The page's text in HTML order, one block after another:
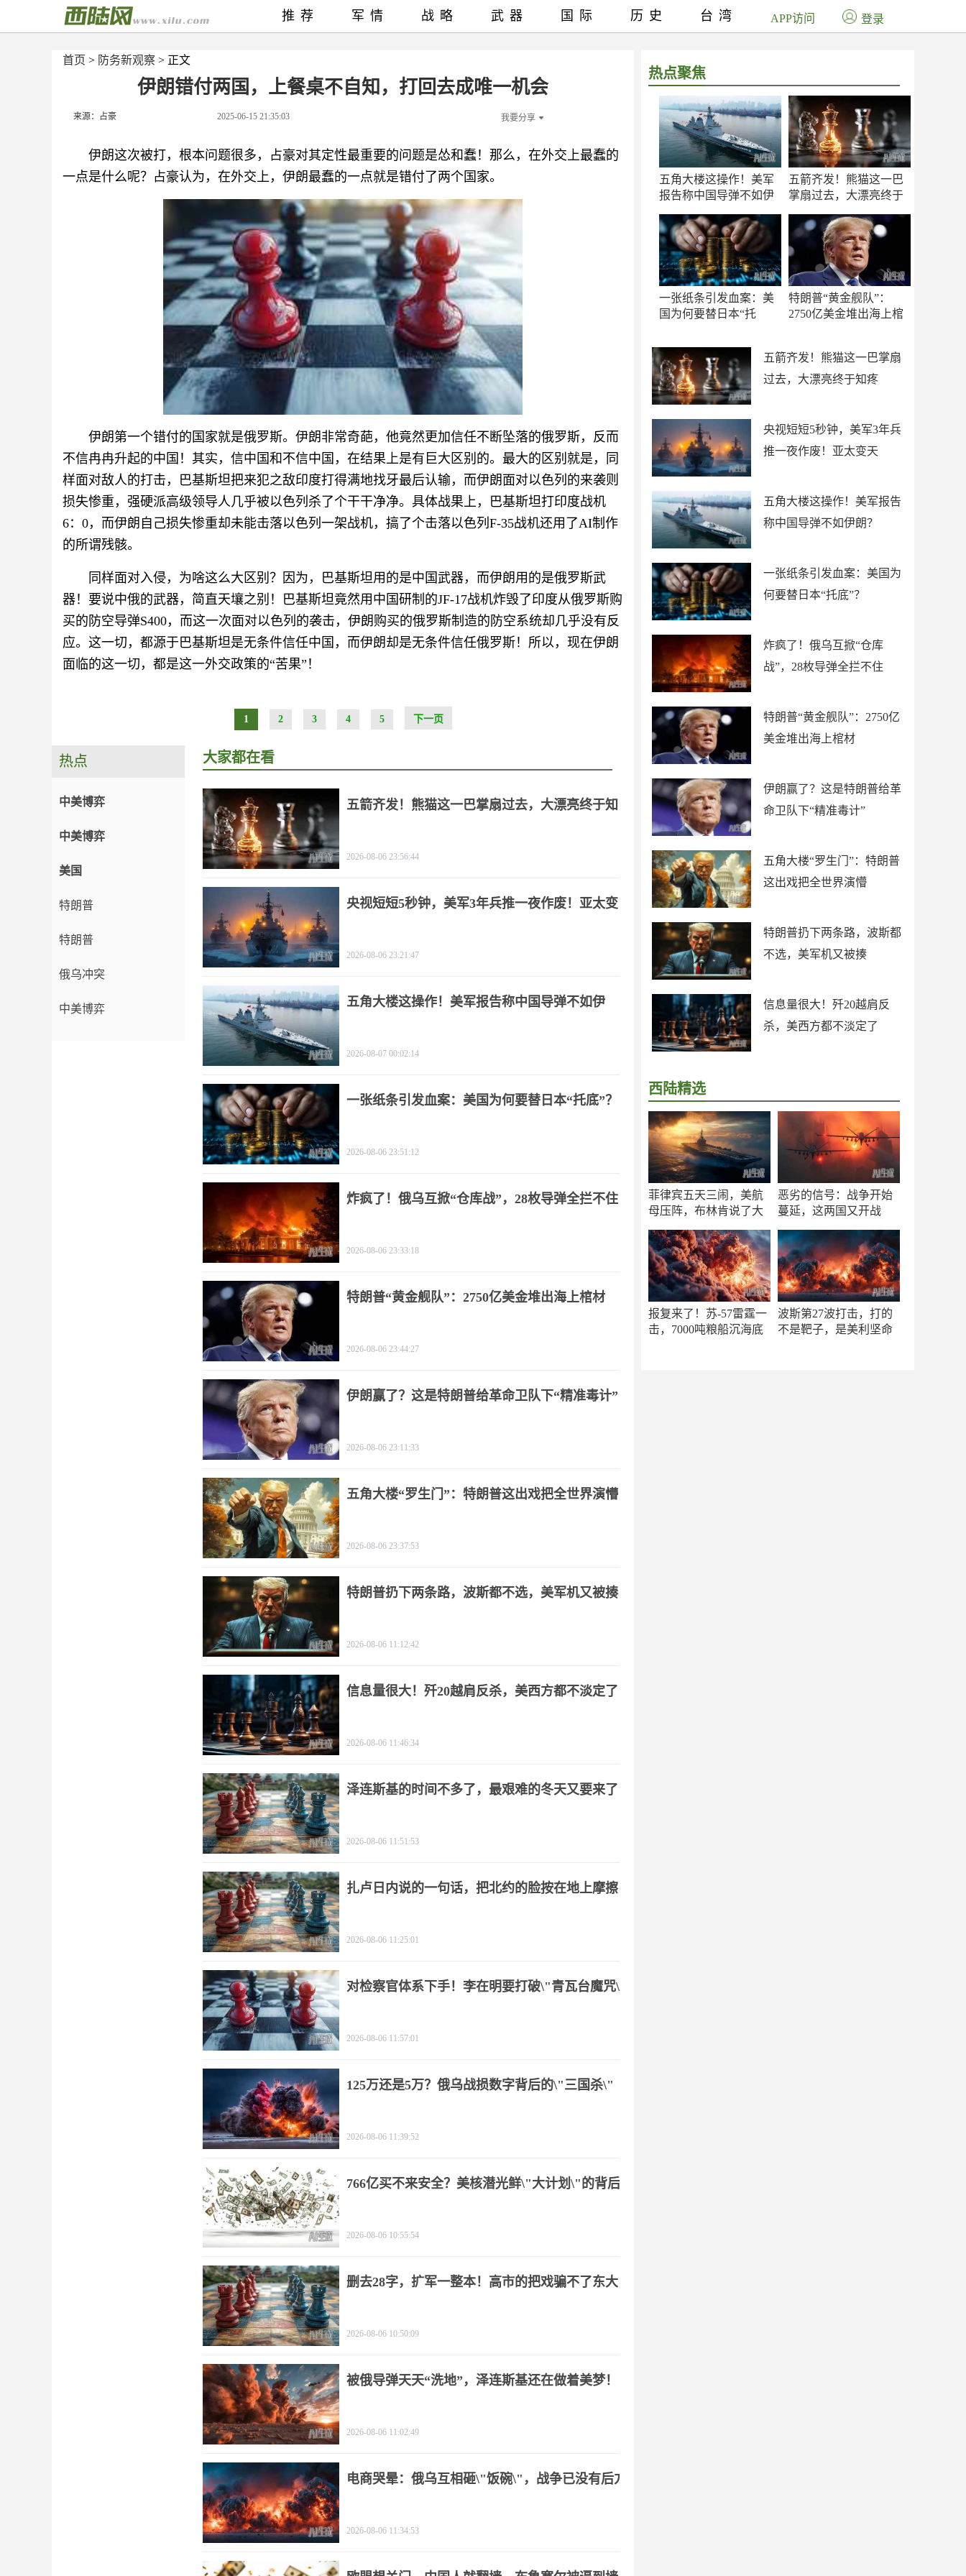
首页 > 防务新观察 > 正文
伊朗错付两国，上餐桌不自知，打回去成唯一机会
来源：占豪 2025-06-15 21:35:03 我要分享
伊朗这次被打，根本问题很多，占豪对其定性最重要的问题是怂和蠢！那么，在外交上最蠢的
一点是什么呢？占豪认为，在外交上，伊朗最蠢的一点就是错付了两个国家。
伊朗第一个错付的国家就是俄罗斯。伊朗非常奇葩，他竟然更加信任不断坠落的俄罗斯，反而
不信冉冉升起的中国！其实，信中国和不信中国，在结果上是有巨大区别的。最大的区别就是，同
样面对敌人的打击，巴基斯坦把来犯之敌印度打得满地找牙最后认输，而伊朗面对以色列的来袭则
损失惨重，强硬派高级领导人几乎被以色列杀了个干干净净。具体战果上，巴基斯坦打印度战机
6：0，而伊朗自己损失惨重却未能击落以色列一架战机，搞了个击落以色列F-35战机还用了AI制作
的所谓残骸。
同样面对入侵，为啥这么大区别？因为，巴基斯坦用的是中国武器，而伊朗用的是俄罗斯武
器！要说中俄的武器，简直天壤之别！巴基斯坦竟然用中国研制的JF-17战机炸毁了印度从俄罗斯购
买的防空导弹S400，而这一次面对以色列的袭击，伊朗购买的俄罗斯制造的防空系统却几乎没有反
应。这一切，都源于巴基斯坦是无条件信任中国，而伊朗却是无条件信任俄罗斯！所以，现在伊朗
面临的这一切，都是这一外交政策的“苦果”！
1 2 3 4 5 下一页
热点聚焦
五角大楼这操作！美军
报告称中国导弹不如伊
五箭齐发！熊猫这一巴
掌扇过去，大漂亮终于
一张纸条引发血案：美
国为何要替日本“托
特朗普“黄金舰队”：
2750亿美金堆出海上棺
五箭齐发！熊猫这一巴掌扇
过去，大漂亮终于知疼
央视短短5秒钟，美军3年兵
推一夜作废！亚太变天
五角大楼这操作！美军报告
称中国导弹不如伊朗？
一张纸条引发血案：美国为
何要替日本“托底”？
炸疯了！俄乌互掀“仓库
战”，28枚导弹全拦不住
特朗普“黄金舰队”：2750亿
美金堆出海上棺材
伊朗赢了？这是特朗普给革
命卫队下“精准毒计”
五角大楼“罗生门”：特朗普
这出戏把全世界演懵
特朗普扔下两条路，波斯都
不选，美军机又被揍
信息量很大！歼20越肩反
杀，美西方都不淡定了
西陆精选
菲律宾五天三闹，美航
母压阵，布林肯说了大
恶劣的信号：战争开始
蔓延，这两国又开战
报复来了！苏-57雷霆一
击，7000吨粮船沉海底
波斯第27波打击，打的
不是靶子，是美利坚命
推荐 军情 战略 武器 国际 历史 台湾 APP访问 登录
热点
中美博弈
中美博弈
美国
特朗普
特朗普
俄乌冲突
中美博弈
大家都在看
五箭齐发！熊猫这一巴掌扇过去，大漂亮终于知
2026-08-06 23:56:44
央视短短5秒钟，美军3年兵推一夜作废！亚太变
2026-08-06 23:21:47
五角大楼这操作！美军报告称中国导弹不如伊
2026-08-07 00:02:14
一张纸条引发血案：美国为何要替日本“托底”？
2026-08-06 23:51:12
炸疯了！俄乌互掀“仓库战”，28枚导弹全拦不住
2026-08-06 23:33:18
特朗普“黄金舰队”：2750亿美金堆出海上棺材
2026-08-06 23:44:27
伊朗赢了？这是特朗普给革命卫队下“精准毒计”
2026-08-06 23:11:33
五角大楼“罗生门”：特朗普这出戏把全世界演懵
2026-08-06 23:37:53
特朗普扔下两条路，波斯都不选，美军机又被揍
2026-08-06 11:12:42
信息量很大！歼20越肩反杀，美西方都不淡定了
2026-08-06 11:46:34
泽连斯基的时间不多了，最艰难的冬天又要来了
2026-08-06 11:51:53
扎卢日内说的一句话，把北约的脸按在地上摩擦
2026-08-06 11:25:01
对检察官体系下手！李在明要打破\"青瓦台魔咒\"
2026-08-06 11:57:01
125万还是5万？俄乌战损数字背后的\"三国杀\"
2026-08-06 11:39:52
766亿买不来安全？美核潜光鲜\"大计划\"的背后
2026-08-06 10:55:54
删去28字，扩军一整本！高市的把戏骗不了东大
2026-08-06 10:50:09
被俄导弹天天“洗地”，泽连斯基还在做着美梦！
2026-08-06 11:02:49
电商哭晕：俄乌互相砸\"饭碗\"，战争已没有后方
2026-08-06 11:34:53